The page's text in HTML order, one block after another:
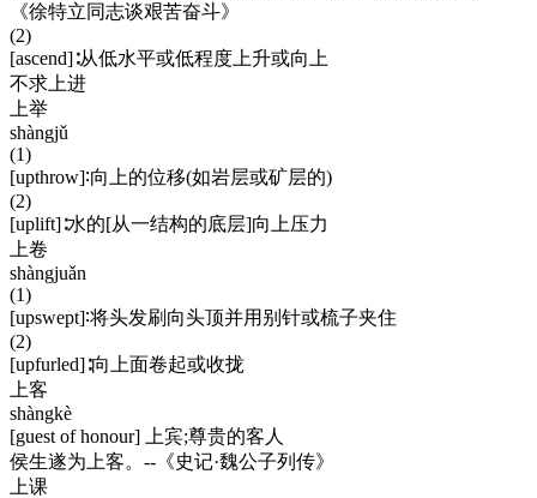
《徐特立同志谈艰苦奋斗》
(2)
[ascend]∶从低水平或低程度上升或向上
不求上进
上举
shàngjǔ
(1)
[upthrow]∶向上的位移(如岩层或矿层的)
(2)
[uplift]∶水的[从一结构的底层]向上压力
上卷
shàngjuǎn
(1)
[upswept]∶将头发刷向头顶并用别针或梳子夹住
(2)
[upfurled]∶向上面卷起或收拢
上客
shàngkè
[guest of honour] 上宾;尊贵的客人
侯生遂为上客。--《史记·魏公子列传》
上课